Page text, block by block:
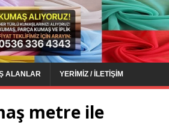
ALANLAR YERIMIZ / İLETIŞIM
metre ile